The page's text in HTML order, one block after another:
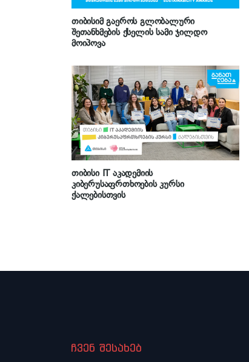
თიბისიმ გაეროს გლობალური
შეთანხმების ქსელის სამი ჯილდო
მოიპოვა
თიბისი IT აკადემიის
კიბერუსაფრთხოების კურსი
ქალებისთვის
ჩვენ შესახებ